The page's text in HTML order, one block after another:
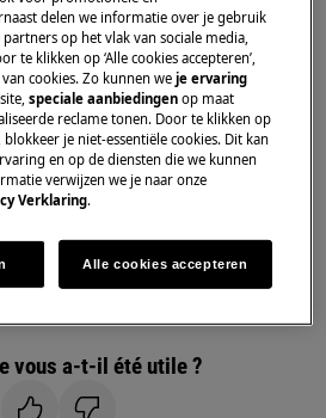
pose libre
intégré
appuyez simultanément
» et « Prélavage ».
notice d'utilisation pour de
sur cette fonction.
la notice d'utilisation .
vous a-t-il été utile ?
delen we informatie over je gebruik
op het vlak van sociale media,
te klikken op ‘Alle cookies accepteren’,
cookies. Zo kunnen weje ervaring
speciale aanbiedingen op maat
reclame tonen. Door te klikken op
blokkeer je niet-essentiële cookies. Dit kan
en op de diensten die we kunnen
verwijzen we je naar onze
Verklaring.
Alle cookies accepteren